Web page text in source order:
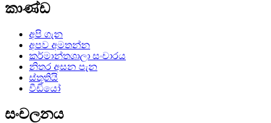
කාණ්ඩ
අපි ගැන
අපව අමතන්න
කර්මාන්තශාලා සංචාරය
නිතර අසන පැන
ස්තූතියි
වීඩියෝ
සංචලනය